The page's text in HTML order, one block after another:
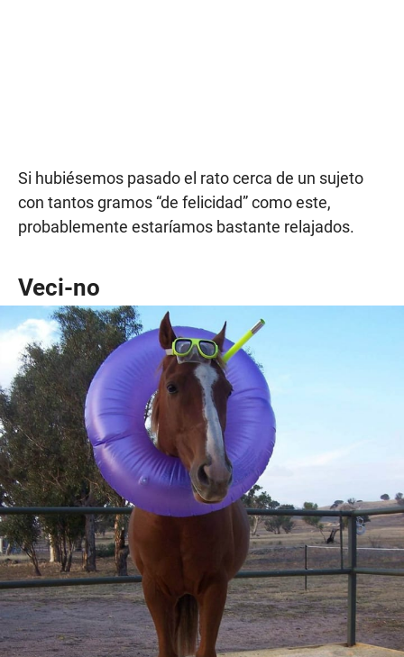
Si hubiésemos pasado el rato cerca de un sujeto
con tantos gramos “de felicidad” como este,
probablemente estaríamos bastante relajados.
Veci-no